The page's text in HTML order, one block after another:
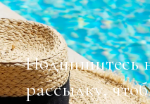
Подпишитесь
рассылку,